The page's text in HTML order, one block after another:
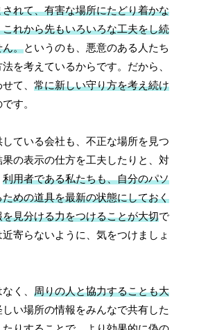
れて、有害な場所にたどり着かな
れから先もいろいろな工夫をし続
ん。というのも、悪意のある人たち
を考えているからです。だから、
せて、常に新しい守り方を考え続け
す。
ている会社も、不正な場所を見つ
の表示の仕方を工夫したりと、対
利用者である私たちも、自分のパソ
めの道具を最新の状態にしておく
見分ける力をつけることが大切で
寄らないように、気をつけましょ
なく、周りの人と協力することも大
い場所の情報をみんなで共有した